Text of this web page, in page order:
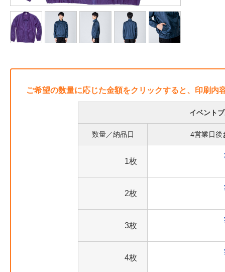
ご希望の数量に応じた金額をクリックすると、印刷内
イベント
数量／納品日 4営業日後
1枚
2枚
3枚
4枚